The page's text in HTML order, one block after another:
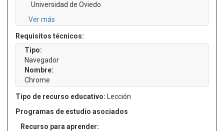
Universidad de Oviedo
Ver más
Requisitos técnicos:
Tipo:
Navegador
Nombre:
Chrome
Tipo de recurso educativo: Lección
Programas de estudio asociados
Recurso para aprender: